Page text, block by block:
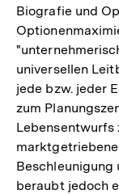
Biografie und
universellen
jede bzw. jeder
zum
Lebensentwurfs
beraubt jedoch